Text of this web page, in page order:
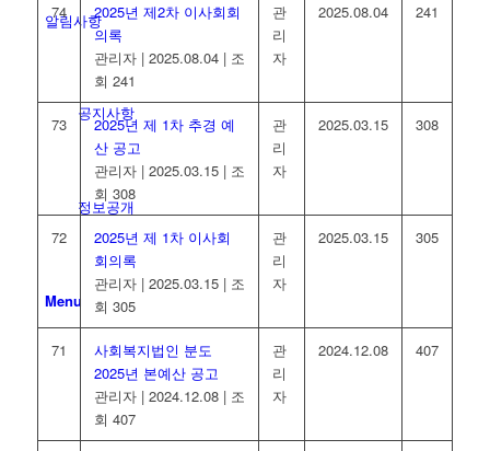
알림사항
공지사항
정보공개
Menu
74
2025년 제2차 이사회회
의록
관리자 | 2025.08.04 | 조
회 241
관
리
자
2025.08.04 241
73
2025년 제 1차 추경 예
산 공고
관리자 | 2025.03.15 | 조
회 308
관
리
자
2025.03.15 308
72
2025년 제 1차 이사회
회의록
관리자 | 2025.03.15 | 조
회 305
관
리
자
2025.03.15 305
71
사회복지법인 분도
2025년 본예산 공고
관리자 | 2024.12.08 | 조
회 407
관
리
자
2024.12.08 407